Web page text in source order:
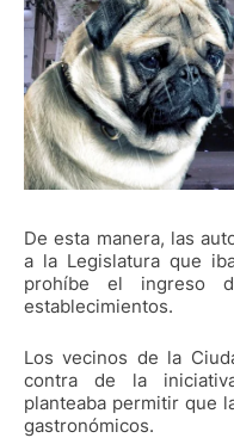
De esta manera, las
a la Legislatura que
prohíbe el ingreso
establecimientos.
Los vecinos de la
contra de la
planteaba permitir que
gastronómicos.